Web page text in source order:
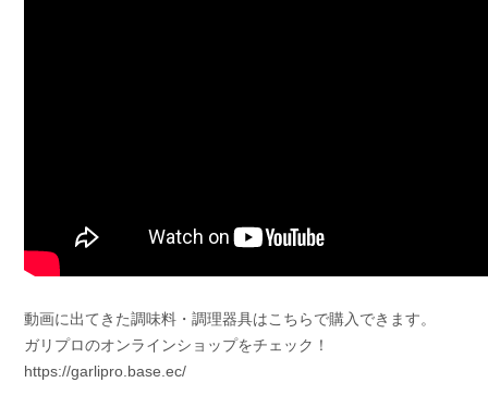
動画に出てきた調味料・調理器具はこちらで購入できます。
ガリプロのオンラインショップをチェック！
https://garlipro.base.ec/